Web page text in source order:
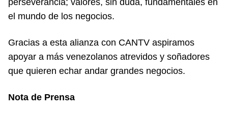
el mundo de los negocios.
Gracias a esta alianza con CANTV aspiramos
apoyar a más venezolanos atrevidos y soñadores
que quieren echar andar grandes negocios.
Nota de Prensa